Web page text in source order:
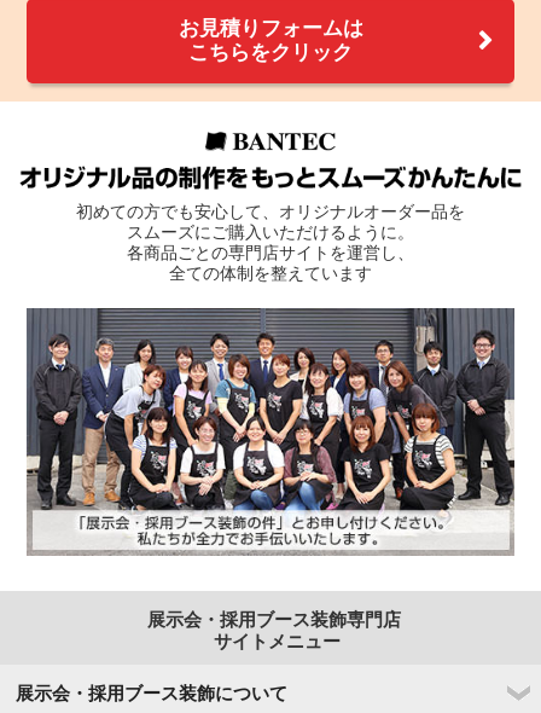
お見積りフォームは
こちらをクリック
初めての方でも安心して、オリジナルオーダー品を
スムーズにご購入いただけるように。
各商品ごとの専門店サイトを運営し、
全ての体制を整えています
展示会・採用ブース装飾専門店
サイトメニュー
展示会・採用ブース装飾について